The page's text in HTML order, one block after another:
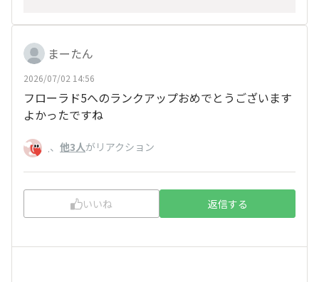
まーたん
2026/07/02 14:56
フローラド5へのランクアップおめでとうございます
よかったですね
.、 他3人がリアクション
いいね 返信する